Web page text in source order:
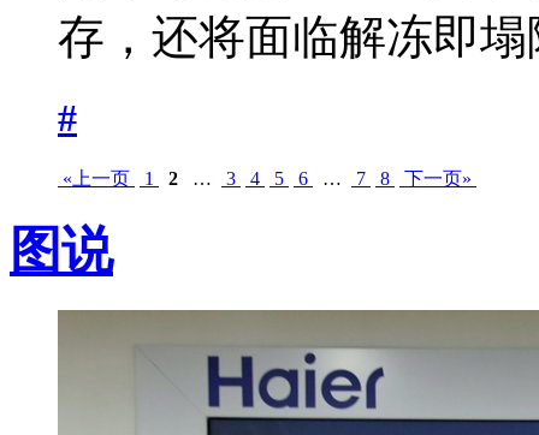
存，还将面临解冻即塌
#
«上一页 1 2 … 3 4 5 6 … 7 8 下一页»
图说